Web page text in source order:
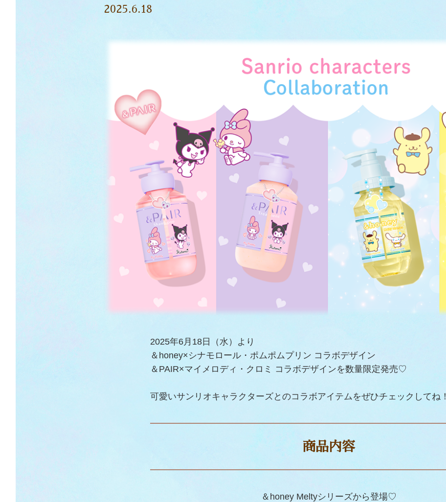
2025.6.18
2025年6月18日（水）より
＆honey×シナモロール・ポムポムプリン コラボデザイン
＆PAIR×マイメロディ・クロミ コラボデザインを数量限定発売♡
可愛いサンリオキャラクターズとのコラボアイテムをぜひチェックしてね！
商品内容
＆honey Meltyシリーズから登場♡